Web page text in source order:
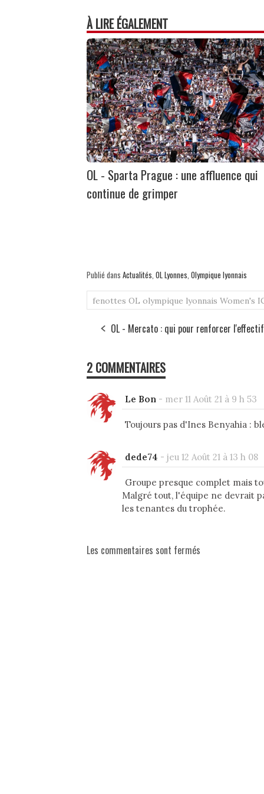
À LIRE ÉGALEMENT
OL - Sparta Prague : une affluence qui
continue de grimper
Publié dans Actualités, OL Lyonnes, Olympique lyonnais
fenottes OL olympique lyonnais Women's
OL - Mercato : qui pour renforcer
2 COMMENTAIRES
Le Bon - mer 11 Août 21 à 9 h 53
Toujours pas d'Ines Benyahia :
dede74 - jeu 12 Août 21 à 13 h 08
Groupe presque complet mais
Malgré tout, l'équipe ne devrait
les tenantes du trophée.
Les commentaires sont fermés